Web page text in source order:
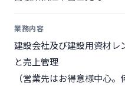
業務内容
建設会社及び建設用資材レ
と売上管理
（営業先はお得意様中心